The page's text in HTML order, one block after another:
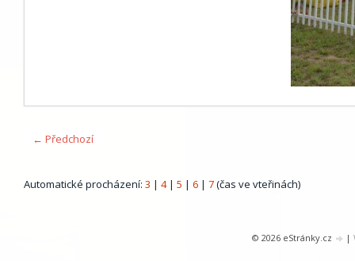
← Předchozí
Automatické procházení: 3 | 4| 5 | 6 | 7(čas ve vteřinách)
© 2026 eStránky.cz |